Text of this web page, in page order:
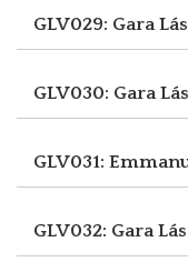
GLV029: Gara
GLV030: Gara
GLV031:
GLV032: Gara